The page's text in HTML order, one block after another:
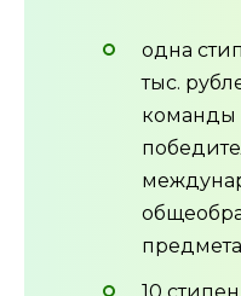
одна
тыс.
команды